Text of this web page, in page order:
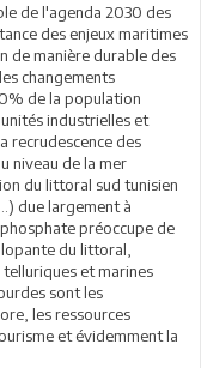
de l'agenda 2030 des
des enjeux maritimes
de manière durable des
changements
de la population
industrielles et
recrudescence des
niveau de la mer
du littoral sud tunisien
due largement à
préoccupe de
du littoral,
et marines
sont les
les ressources
et évidemment la